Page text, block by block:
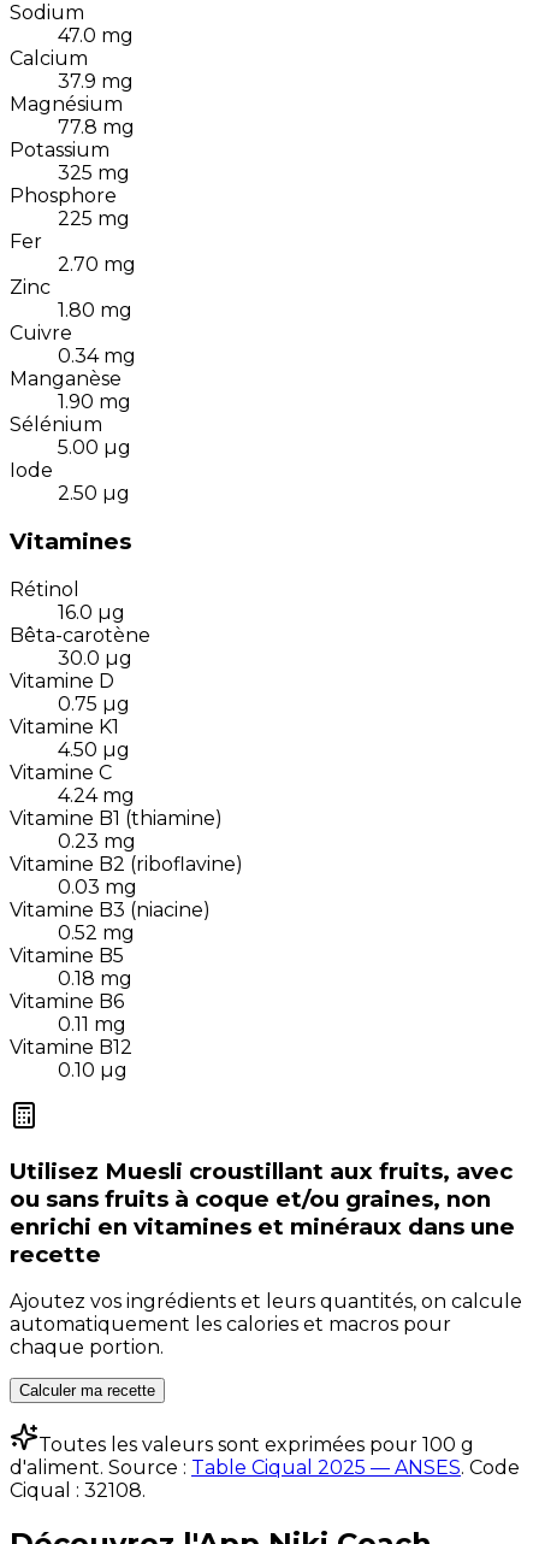
Sodium
47.0 mg
Calcium
37.9 mg
Magnésium
77.8 mg
Potassium
325 mg
Phosphore
225 mg
Fer
2.70 mg
Zinc
1.80 mg
Cuivre
0.34 mg
Manganèse
1.90 mg
Sélénium
5.00 µg
Iode
2.50 µg
Vitamines
Rétinol
16.0 µg
Bêta-carotène
30.0 µg
Vitamine D
0.75 µg
Vitamine K1
4.50 µg
Vitamine C
4.24 mg
Vitamine B1 (thiamine)
0.23 mg
Vitamine B2 (riboflavine)
0.03 mg
Vitamine B3 (niacine)
0.52 mg
Vitamine B5
0.18 mg
Vitamine B6
0.11 mg
Vitamine B12
0.10 µg
Utilisez Muesli croustillant aux fruits, avec
ou sans fruits à coque et/ou graines, non
enrichi en vitamines et minéraux dans une
recette
Ajoutez vos ingrédients et leurs quantités, on calcule
automatiquement les calories et macros pour
chaque portion.
Calculer ma recette
Toutes les valeurs sont exprimées pour 100 g
d'aliment. Source : Table Ciqual 2025 — ANSES. Code
Ciqual : 32108.